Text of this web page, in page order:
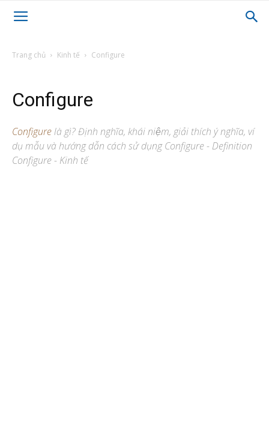
Trang chủ Kinh tế Configure
Configure
Configurelà gì? Định nghĩa, khái niệm, giải thích ý nghĩa, ví
dụ mẫu và hướng dẫn cách sử dụng Configure - Definition
Configure - Kinh tế